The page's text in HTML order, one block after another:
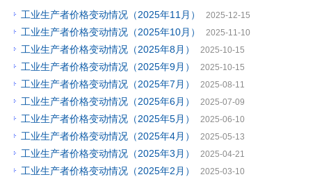
工业生产者价格变动情况（2025年11月） 2025-12-15
工业生产者价格变动情况（2025年10月） 2025-11-10
工业生产者价格变动情况（2025年8月） 2025-10-15
工业生产者价格变动情况（2025年9月） 2025-10-15
工业生产者价格变动情况（2025年7月） 2025-08-11
工业生产者价格变动情况（2025年6月） 2025-07-09
工业生产者价格变动情况（2025年5月） 2025-06-10
工业生产者价格变动情况（2025年4月） 2025-05-13
工业生产者价格变动情况（2025年3月） 2025-04-21
工业生产者价格变动情况（2025年2月） 2025-03-10